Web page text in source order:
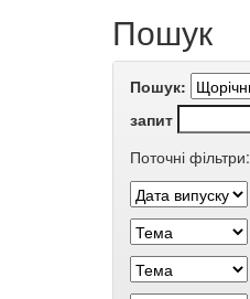
Пошук
Пошук:
запит
Поточні фільтри: